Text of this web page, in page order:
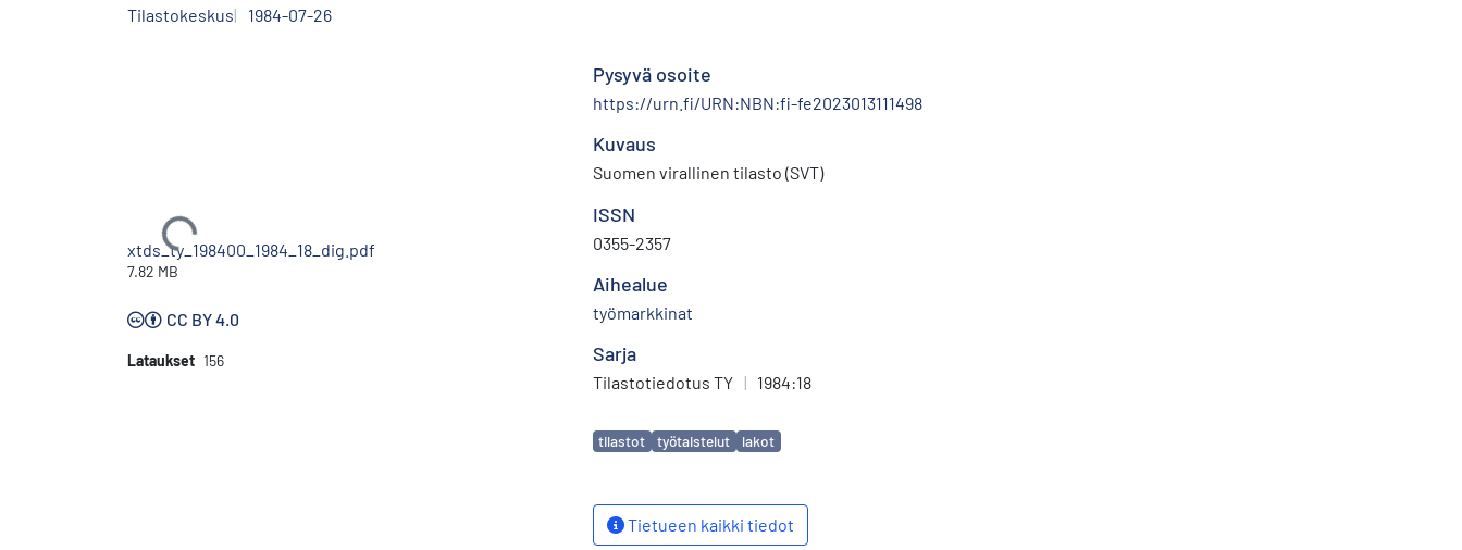
Tilastokeskus 1984-07-26
Ladataan...
xtds_ty_198400_1984_18_dig.pdf
7.82 MB
CC BY 4.0
Lataukset 156
Pysyvä osoite
https://urn.fi/URN:NBN:fi-fe2023013111498
Kuvaus
Suomen virallinen tilasto (SVT)
ISSN
0355-2357
Aihealue
työmarkkinat
Sarja
Tilastotiedotus TY | 1984:18
Avainsanat
tilastot työtaistelut lakot
Tietueen kaikki tiedot